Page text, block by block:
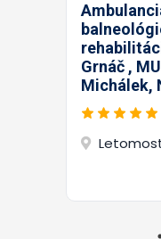
Grnáč ,
Michálek,